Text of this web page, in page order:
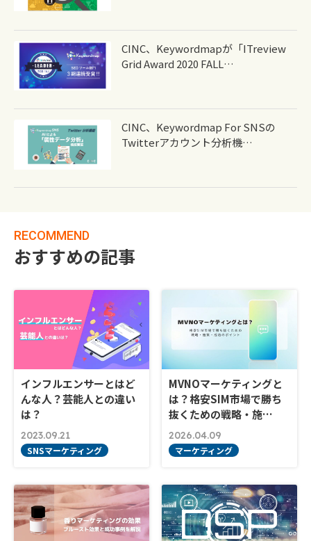
CINC、Keywordmapが「ITreview
Grid Award 2020 FALL…
CINC、Keywordmap For SNSの
Twitterアカウント分析機…
RECOMMEND
おすすめの記事
インフルエンサーとはど
んな人？芸能人との違い
は？
2023.09.21
SNSマーケティング
MVNOマーケティングと
は？格安SIM市場で勝ち
抜くための戦略・施…
2026.04.09
マーケティング